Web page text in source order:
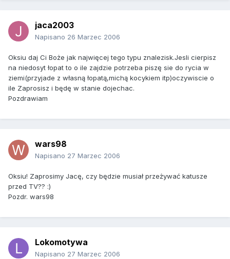
jaca2003
Napisano 26 Marzec 2006
Oksiu daj Ci Boże jak najwięcej tego typu znalezisk.Jesli cierpisz
na niedosyt łopat to o ile zajdzie potrzeba piszę sie do rycia w
ziemi(przyjade z własną łopatą,michą kocykiem itp)oczywiscie o
ile Zaprosisz i będę w stanie dojechac.
Pozdrawiam
wars98
Napisano 27 Marzec 2006
Oksiu! Zaprosimy Jacę, czy będzie musiał przeżywać katusze
przed TV?? :)
Pozdr. wars98
Lokomotywa
Napisano 27 Marzec 2006